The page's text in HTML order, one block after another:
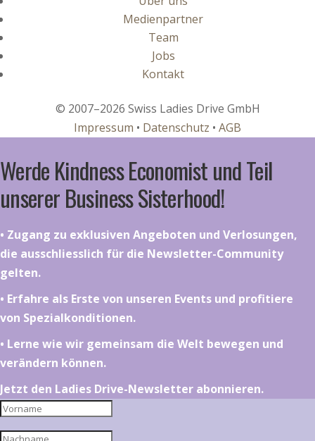
Medienpartner
Team
Jobs
Kontakt
© 2007–2026 Swiss Ladies Drive GmbH
Impressum • Datenschutz • AGB
Werde Kindness Economist und Teil
unserer Business Sisterhood!
•⁠ ⁠⁠Zugang zu exklusiven Angeboten und Verlosungen,
die ausschliesslich für die Newsletter-Community
gelten.
•⁠ ⁠⁠Erfahre als Erste von unseren Events und profitiere
von Spezialkonditionen.
•⁠ ⁠⁠Lerne wie wir gemeinsam die Welt bewegen und
verändern können.
Jetzt den Ladies Drive-Newsletter abonnieren.